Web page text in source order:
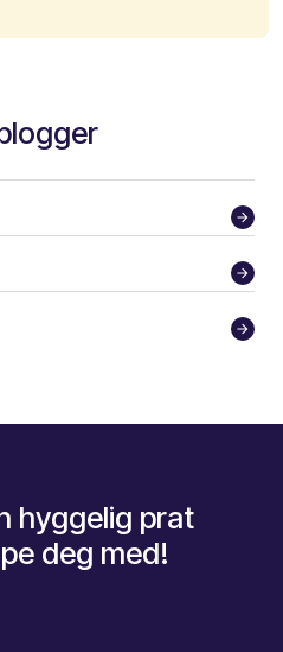
hyggelig prat
deg med!